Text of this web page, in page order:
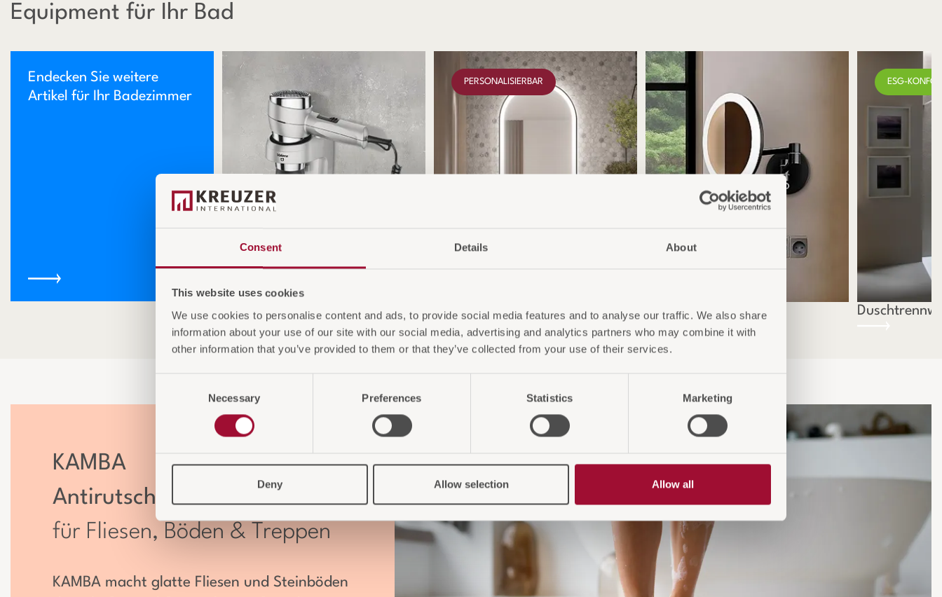
Consent Details About
This website uses cookies
We use cookies to personalise content and ads, to provide social media features and to analyse our traffic. We also share
information about your use of our site with our social media, advertising and analytics partners who may combine it with
other information that you’ve provided to them or that they’ve collected from your use of their services.
Necessary Preferences Statistics Marketing
Deny Allow selection Allow all
Equipment für Ihr Bad
Endecken Sie weitere
Artikel für Ihr Badezimmer
Haarfön
PERSONALISIERBAR
Wandspiegel Kosmetikspiegel
ESG-
KAMBA
Antirutschbeschichtung
für Fliesen, Böden & Treppen
KAMBA macht glatte Fliesen und Steinböden